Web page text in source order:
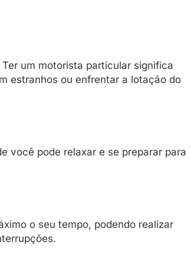
um motorista particular significa
estranhos ou enfrentar a lotação do
você pode relaxar e se preparar para
o seu tempo, podendo realizar